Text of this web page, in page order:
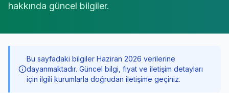
hakkında güncel bilgiler.
Bu sayfadaki bilgiler Haziran 2026 verilerine
dayanmaktadır. Güncel bilgi, fiyat ve iletişim detayları
için ilgili kurumlarla doğrudan iletişime geçiniz.